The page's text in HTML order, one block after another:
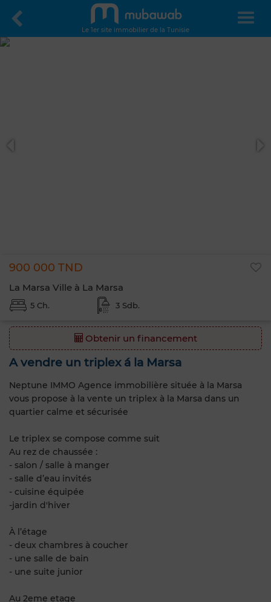
Le 1er site immobilier de la Tunisie
900 000 TND
La Marsa Ville à La Marsa
5 Ch. 3 Sdb.
Obtenir un financement
A vendre un triplex á la Marsa
Neptune IMMO Agence immobilière située à la Marsa
vous propose à la vente un triplex à la Marsa dans un
quartier calme et sécurisée
Le triplex se compose comme suit
Au rez de chaussée :
- salon / salle à manger
- salle d’eau invités
- cuisine équipée
-jardin d'hiver
À l’étage
- deux chambres à coucher
- une salle de bain
- une suite junior
Au 2eme etage